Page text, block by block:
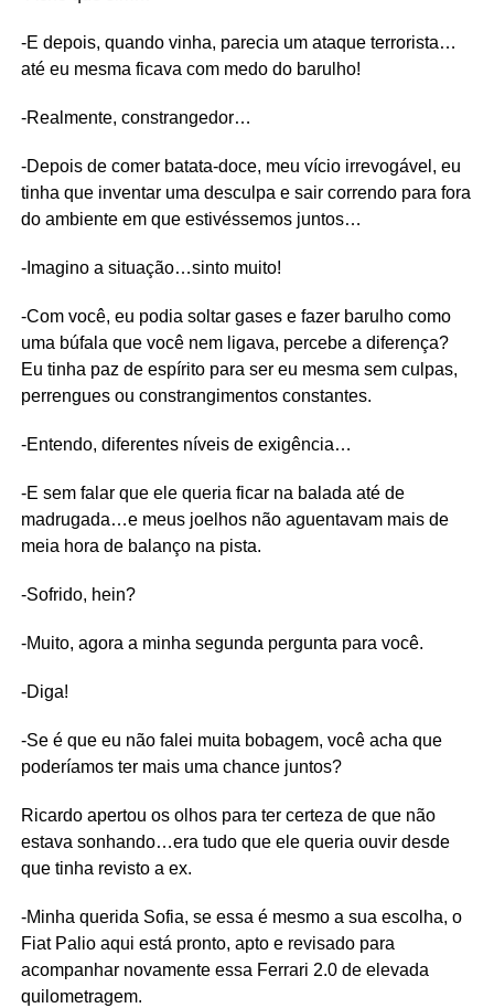
-E depois, quando vinha, parecia um ataque terrorista…
até eu mesma ficava com medo do barulho!
-Realmente, constrangedor…
-Depois de comer batata-doce, meu vício irrevogável, eu
tinha que inventar uma desculpa e sair correndo para fora
do ambiente em que estivéssemos juntos…
-Imagino a situação…sinto muito!
-Com você, eu podia soltar gases e fazer barulho como
uma búfala que você nem ligava, percebe a diferença?
Eu tinha paz de espírito para ser eu mesma sem culpas,
perrengues ou constrangimentos constantes.
-Entendo, diferentes níveis de exigência…
-E sem falar que ele queria ficar na balada até de
madrugada…e meus joelhos não aguentavam mais de
meia hora de balanço na pista.
-Sofrido, hein?
-Muito, agora a minha segunda pergunta para você.
-Diga!
-Se é que eu não falei muita bobagem, você acha que
poderíamos ter mais uma chance juntos?
Ricardo apertou os olhos para ter certeza de que não
estava sonhando…era tudo que ele queria ouvir desde
que tinha revisto a ex.
-Minha querida Sofia, se essa é mesmo a sua escolha, o
Fiat Palio aqui está pronto, apto e revisado para
acompanhar novamente essa Ferrari 2.0 de elevada
quilometragem.